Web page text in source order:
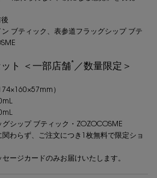
ブティック、表参道フラッグシップ ブテ
ト ＜一部店舗* ／数量限定＞
）
シップ ブティック・ZOZOCOSME
わらず、ご注文につき1枚無料で限定ショ
ージカードのみお届けいたします。